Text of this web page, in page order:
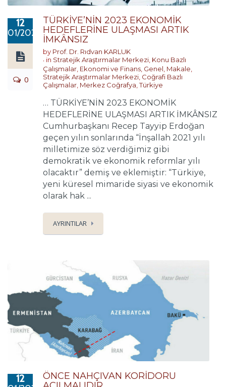
12
01/2021
0
TÜRKİYE’NİN 2023 EKONOMİK
HEDEFLERİNE ULAŞMASI ARTIK
İMKÂNSIZ
by Prof. Dr. Rıdvan KARLUK
in Stratejik Araştırmalar Merkezi Konu Bazlı
Çalışmalar Ekonomi ve Finans Genel Makale
Stratejik Araştırmalar Merkezi Coğrafi Bazlı
Çalışmalar Merkez Coğrafya ,Türkiye
… TÜRKİYE’NİN 2023 EKONOMİK
HEDEFLERİNE ULAŞMASI ARTIK İMKÂNSIZ
Cumhurbaşkanı Recep Tayyip Erdoğan
geçen yılın sonlarında “İnşallah 2021 yılı
milletimize söz verdiğimiz gibi
demokratik ve ekonomik reformlar yılı
olacaktır” demiş ve eklemiştir: “Türkiye,
yeni küresel mimaride siyasi ve ekonomik
olarak hak ...
AYRINTILAR
12
ÖNCE NAHÇIVAN KORİDORU